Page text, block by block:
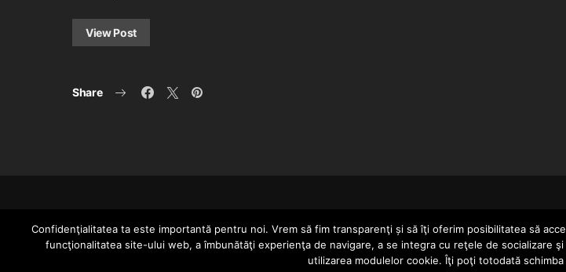
View Post
Share
Since 2005 | Copyright by HIPHOPLIVE ENTERTAINMENT SRL
Confidenţialitatea ta este importantă pentru noi. Vrem să fim transparenţi și să îţi oferim posibilitatea să
funcţionalitatea site-ului web, a îmbunătăţi experienţa de navigare, a se integra cu reţele de socializare
utilizarea modulelor cookie. Îţi poţi totodată